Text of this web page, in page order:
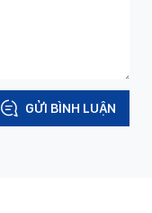
GỬI BÌNH LUẬN